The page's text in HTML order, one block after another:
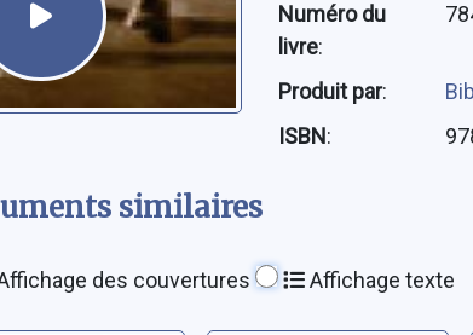
Numéro du
livre:
Produit par:
ISBN:
similaires
des couvertures Affichage texte